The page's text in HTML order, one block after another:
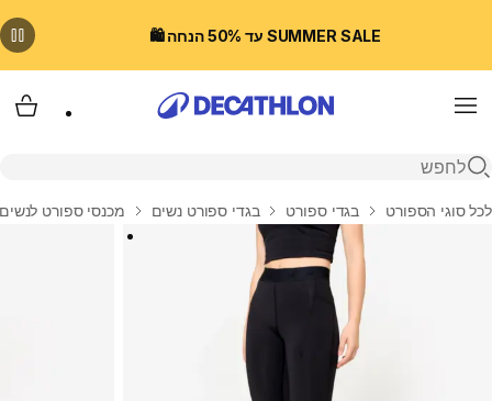
SUMMER SALE עד 50% הנחה 🛍️
Menu
פתיחת חיפוש
בית
לכל סוגי הספורט בגדי ספורט בגדי ספורט נשים מכנסי ספורט